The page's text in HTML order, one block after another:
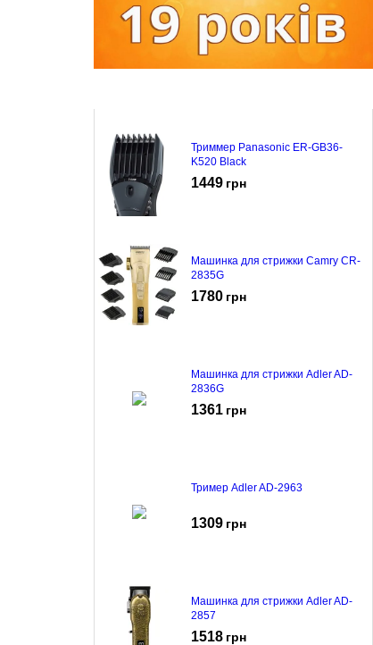
Триммер Panasonic ER-GB36-
K520 Black
1449 грн
Машинка для стрижки Camry CR-
2835G
1780 грн
Машинка для стрижки Adler AD-
2836G
1361 грн
Тример Adler AD-2963
1309 грн
Машинка для стрижки Adler AD-
2857
1518 грн